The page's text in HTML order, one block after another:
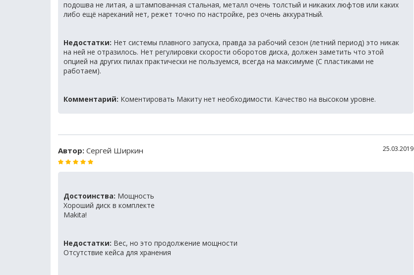
подошва не литая, а штампованная стальная, металл очень толстый и никаких люфтов или каких
либо ещё нареканий нет, режет точно по настройке, рез очень аккуратный.
Недостатки: Нет системы плавного запуска, правда за рабочий сезон (летний период) это никак
на ней не отразилось. Нет регулировки скорости оборотов диска, должен заметить что этой
опцией на других пилах практически не пользуемся, всегда на максимуме (С пластиками не
работаем).
Комментарий: Коментировать Макиту нет необходимости. Качество на высоком уровне.
Автор: Сергей Ширкин 25.03.2019
Достоинства: Мощность
Хороший диск в комплекте
Makita!
Недостатки: Вес, но это продолжение мощности
Отсутствие кейса для хранения